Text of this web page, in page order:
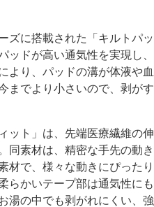
に搭載された「キルトパ
ッドが高い通気性を実現し
より、パッドの溝が体液や
までより小さいので、剥が
ト」は、先端医療繊維の
同素材は、精密な手先の動
材で、様々な動きにぴった
らかいテープ部は通気性に
湯の中でも剥がれにくい、強